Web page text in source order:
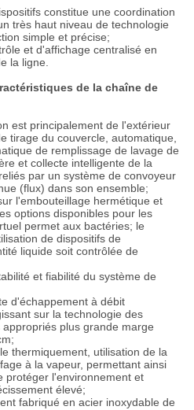
constitue une coordination
très haut niveau de technologie
simple et précise;
et d'affichage centralisé en
la ligne.
de la chaîne de
est principalement de l'extérieur
tirage du couvercle, automatique,
de remplissage de lavage de
et collecte intelligente de la
par un système de convoyeur
(flux) dans son ensemble;
l'embouteillage hermétique et
options disponibles pour les
permet aux bactéries; le
de dispositifs de
liquide soit contrôlée de
et fiabilité du système de
d'échappement à débit
sur la technologie des
plus grande marge
thermiquement, utilisation de la
à la vapeur, permettant ainsi
protéger l'environnement et
élevé;
fabriqué en acier inoxydable de